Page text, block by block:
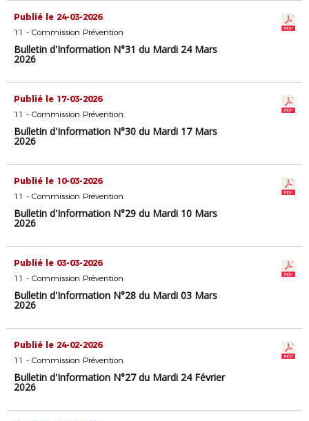
Publié le 24-03-2026
11 - Commission Prévention
Bulletin d'Information N°31 du Mardi 24 Mars
2026
Publié le 17-03-2026
11 - Commission Prévention
Bulletin d'Information N°30 du Mardi 17 Mars
2026
Publié le 10-03-2026
11 - Commission Prévention
Bulletin d'Information N°29 du Mardi 10 Mars
2026
Publié le 03-03-2026
11 - Commission Prévention
Bulletin d'Information N°28 du Mardi 03 Mars
2026
Publié le 24-02-2026
11 - Commission Prévention
Bulletin d'Information N°27 du Mardi 24 Février
2026